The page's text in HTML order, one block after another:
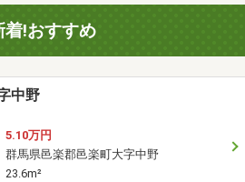
着!おすすめ
中野
5.10万円
群馬県邑楽郡邑楽町大字中野
23.6m²